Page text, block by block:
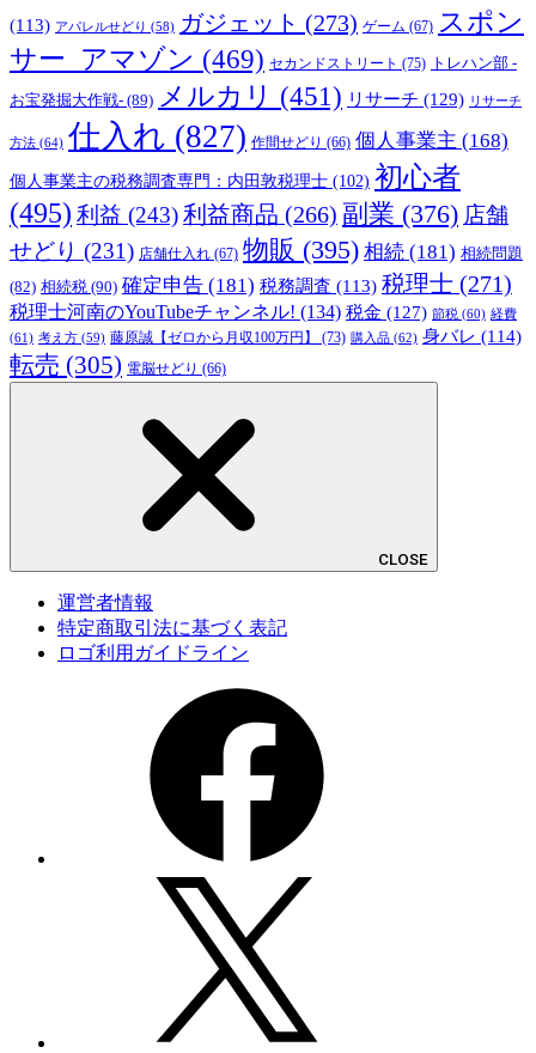
(113) アパレルせどり (58) ガジェット (273) ゲーム (67) スポン
サー_アマゾン (469) セカンドストリート (75) トレハン部 -
お宝発掘大作戦- (89) メルカリ (451) リサーチ (129) リサーチ
方法 (64) 仕入れ (827) 作間せどり (66) 個人事業主 (168)
個人事業主の税務調査専門：内田敦税理士 (102) 初心者
(495) 利益 (243)利益商品 (266) 副業 (376) 店舗
せどり (231) 店舗仕入れ (67) 物販 (395) 相続 (181) 相続問題
(82) 相続税 (90) 確定申告 (181) 税務調査 (113) 税理士 (271)
税理士河南のYouTubeチャンネル! (134) 税金 (127) 節税 (60) 経費
(61) 考え方 (59) 藤原誠【ゼロから月収100万円】 (73) 購入品 (62) 身バレ (114)
転売 (305) 電脳せどり (66)
CLOSE
運営者情報
特定商取引法に基づく表記
ロゴ利用ガイドライン